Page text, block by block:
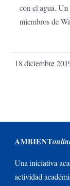
con el agua. Un
miembros de
18 diciembre
AMBIENT
Una iniciativa
actividad